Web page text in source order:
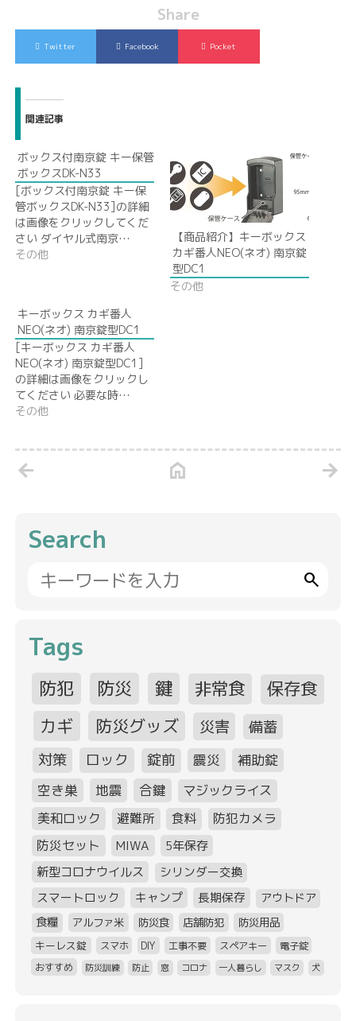
Share
Twitter Facebook Pocket
関連記事
ボックス付南京錠 キー保管
ボックスDK-N33
[ボックス付南京錠 キー保
管ボックスDK-N33]の詳細
は画像をクリックしてくだ
さい ダイヤル式南京…
その他
【商品紹介】キーボックス
カギ番人NEO(ネオ) 南京錠
型DC1
その他
キーボックス カギ番人
NEO(ネオ) 南京錠型DC1
[キーボックス カギ番人
NEO(ネオ) 南京錠型DC1]
の詳細は画像をクリックし
てください 必要な時…
その他
arrow_back home arrow_forward
Search
search
Tags
防犯 防災 鍵 非常食
保存食
カギ
防災グッズ 災害
備蓄
対策
ロック 錠前 震災
補助錠
空き巣
地震 合鍵
マジックライス
美和ロック
避難所 食料
防犯カメラ
防災セット
MIWA
5年保存
新型コロナウイルス
シリンダー交換
スマートロック
キャンプ 長期保存
アウトドア
食糧
アルファ米 防災食 店舗防犯 防災用品
キーレス錠 スマホ DIY 工事不要 スペアキー
電子錠
おすすめ
防災訓練 防止 窓 コロナ 一人暮らし マスク 犬